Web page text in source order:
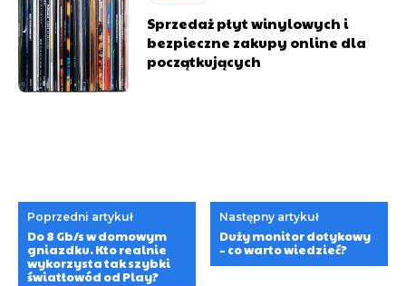
Sprzedaż płyt winylowych i
bezpieczne zakupy online dla
początkujących
Poprzedni artykuł
Do 8 Gb/s w domowym
gniazdku. Kto realnie
wykorzysta tak szybki
światłowód od Play?
Następny artykuł
Duży monitor dotykowy
– co warto wiedzieć?